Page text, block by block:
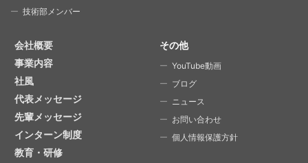
技術部メンバー
会社概要
事業内容
社風
代表メッセージ
先輩メッセージ
インターン制度
教育・研修
その他
YouTube動画
ブログ
ニュース
お問い合わせ
個人情報保護方針